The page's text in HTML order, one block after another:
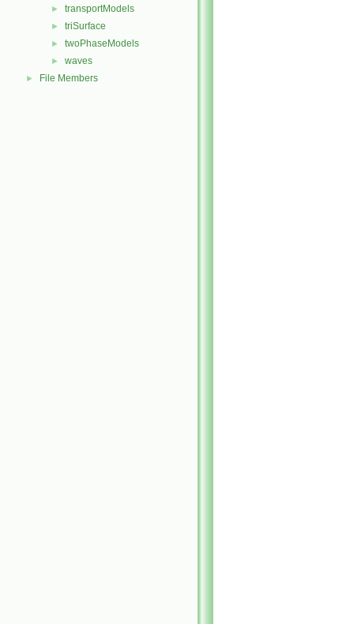
► transportModels
► triSurface
► twoPhaseModels
► waves
► File Members